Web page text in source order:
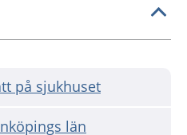
på sjukhuset
län